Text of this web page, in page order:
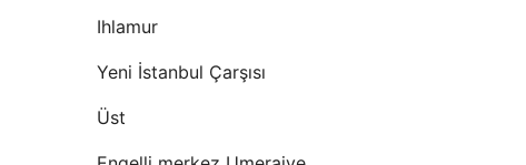
Ihlamur
Yeni İstanbul Çarşısı
Üst